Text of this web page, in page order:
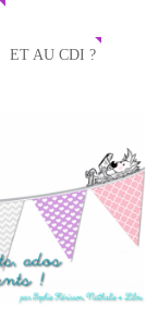
ET AU CDI ?